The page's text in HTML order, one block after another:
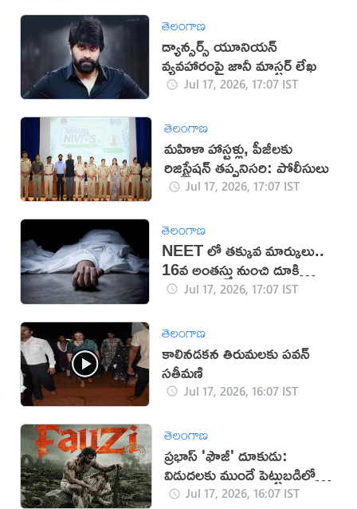
తెలంగాణ
డ్యాన్సర్స్ యూనియన్
వ్యవహారంపై జానీ మాస్టర్ లేఖ
Jul 17, 2026, 17:07 IST
తెలంగాణ
మహిళా హాస్టళ్లు, పీజీలకు
రిజిస్ట్రేషన్ తప్పనిసరి: పోలీసులు
Jul 17, 2026, 17:07 IST
తెలంగాణ
NEET లో తక్కువ మార్కులు..
16వ అంతస్తు నుంచి దూకి
ఆత్మహత్య
Jul 17, 2026, 17:07 IST
తెలంగాణ
కాలినడకన తిరుమలకు పవన్‌
సతీమణి
Jul 17, 2026, 16:07 IST
తెలంగాణ
ప్రభాస్ 'ఫౌజీ' దూకుడు:
విడుదలకు ముందే పెట్టుబడిలో
సగం రికవరీ!
Jul 17, 2026, 16:07 IST